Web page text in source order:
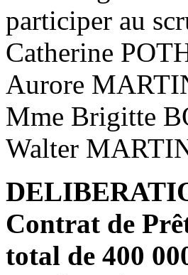
participer au
Catherine
Aurore
Mme Brigitte
Walter
Contrat de
total de 400